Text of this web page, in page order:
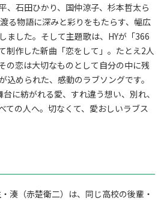
、石田ひかり、国仲涼子、杉本哲太ら
る物語に深みと彩りをもたらす、幅広
ました。そして主題歌は、HYが「366
制作した新曲「恋をして」。たとえ2人
の恋は大切なものとして自分の中に残
込められた、感動のラブソングです。
に紡がれる愛、すれ違う想い、別れ、
ての人へ。切なくて、愛おしいラブス
湊（赤楚衛二）は、同じ高校の後輩・